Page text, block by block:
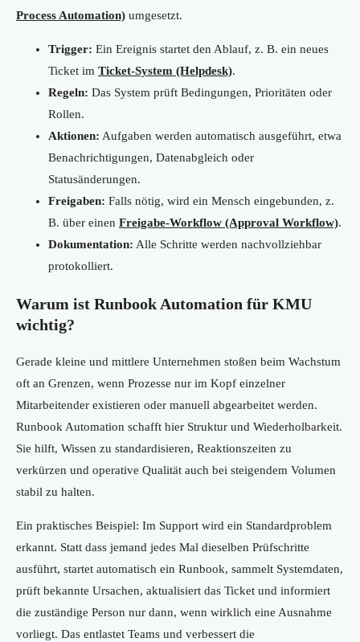
Process Automation) umgesetzt.
Trigger: Ein Ereignis startet den Ablauf, z. B. ein neues
Ticket im Ticket-System (Helpdesk).
Regeln: Das System prüft Bedingungen, Prioritäten oder
Rollen.
Aktionen: Aufgaben werden automatisch ausgeführt, etwa
Benachrichtigungen, Datenabgleich oder
Statusänderungen.
Freigaben: Falls nötig, wird ein Mensch eingebunden, z.
B. über einen Freigabe-Workflow (Approval Workflow).
Dokumentation: Alle Schritte werden nachvollziehbar
protokolliert.
Warum ist Runbook Automation für KMU
wichtig?
Gerade kleine und mittlere Unternehmen stoßen beim Wachstum
oft an Grenzen, wenn Prozesse nur im Kopf einzelner
Mitarbeitender existieren oder manuell abgearbeitet werden.
Runbook Automation schafft hier Struktur und Wiederholbarkeit.
Sie hilft, Wissen zu standardisieren, Reaktionszeiten zu
verkürzen und operative Qualität auch bei steigendem Volumen
stabil zu halten.
Ein praktisches Beispiel: Im Support wird ein Standardproblem
erkannt. Statt dass jemand jedes Mal dieselben Prüfschritte
ausführt, startet automatisch ein Runbook, sammelt Systemdaten,
prüft bekannte Ursachen, aktualisiert das Ticket und informiert
die zuständige Person nur dann, wenn wirklich eine Ausnahme
vorliegt. Das entlastet Teams und verbessert die